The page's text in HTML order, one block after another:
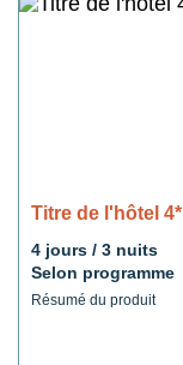
Titre de l'hôtel 4*
4 jours / 3 nuits
Selon programme
Résumé du produit